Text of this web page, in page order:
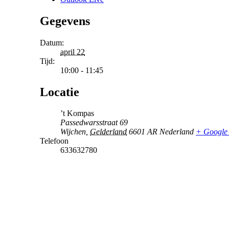
Gegevens
Datum:
april 22
Tijd:
10:00 - 11:45
Locatie
’t Kompas
Passedwarsstraat 69
Wijchen, Gelderland 6601 AR Nederland + Google
Telefoon
633632780